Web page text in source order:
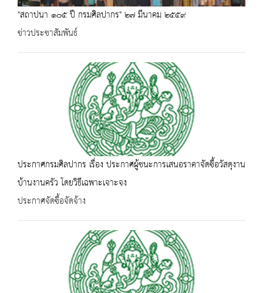
"สถาปนา ๑๐๕ ปี กรมศิลปากร" ๒๗ มีนาคม ๒๕๕๙
ข่าวประชาสัมพันธ์
ประกาศกรมศิลปากร เรื่อง ประกาศผู้ชนะการเสนอราคาจัดซื้อวัสดุงาน
บ้านงานครัว โดยวิธีเฉพาะเจาะจง
ประกาศจัดซื้อจัดจ้าง